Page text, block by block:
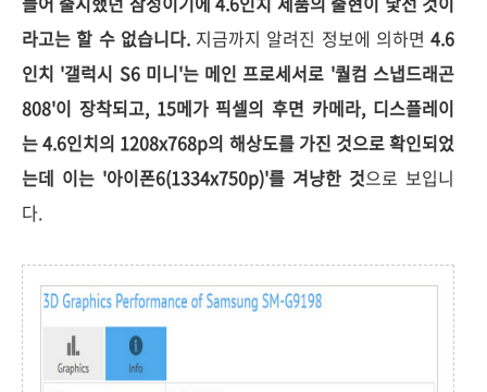
라고는 할 수 없습니다. 지금까지 알려진 정보에 의하면 4.6
인치 '갤럭시 S6 미니'는 메인 프로세서로 '퀄컴 스냅드래곤
808'이 장착되고, 15메가 픽셀의 후면 카메라, 디스플레이
는 4.6인치의 1208x768p의 해상도를 가진 것으로 확인되었
는데 이는 '아이폰6(1334x750p)'를 겨냥한 것으로 보입니
다.